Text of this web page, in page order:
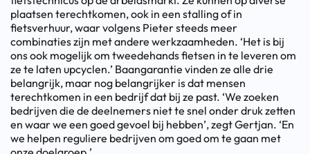
plaatsen terechtkomen, ook in een stalling of in
fietsverhuur, waar volgens Pieter steeds meer
combinaties zijn met andere werkzaamheden. ‘Het is bij
ons ook mogelijk om tweedehands fietsen in te leveren om
ze te laten upcyclen.’ Baangarantie vinden ze alle drie
belangrijk, maar nog belangrijker is dat mensen
terechtkomen in een bedrijf dat bij ze past. ‘We zoeken
bedrijven die de deelnemers niet te snel onder druk zetten
en waar we een goed gevoel bij hebben’, zegt Gertjan. ‘En
we helpen reguliere bedrijven om goed om te gaan met